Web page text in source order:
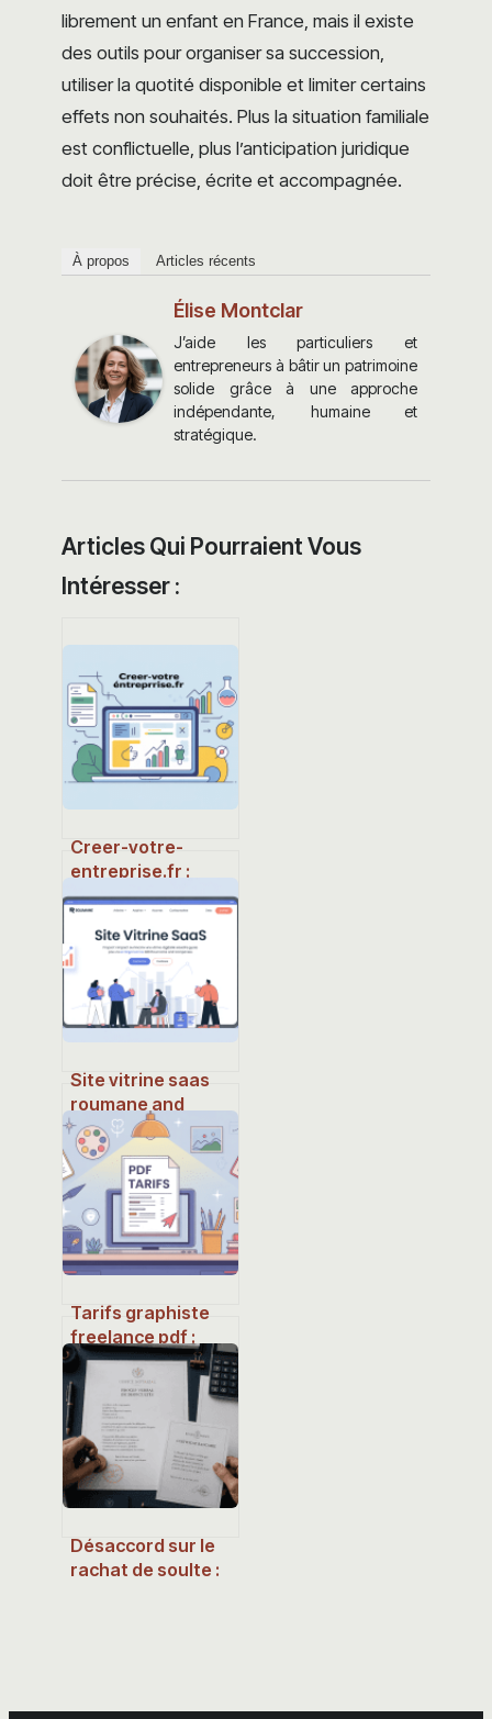
librement un enfant en France, mais il existe
des outils pour organiser sa succession,
utiliser la quotité disponible et limiter certains
effets non souhaités. Plus la situation familiale
est conflictuelle, plus l’anticipation juridique
doit être précise, écrite et accompagnée.
À propos Articles récents
Élise Montclar
J’aide les particuliers et
entrepreneurs à bâtir un patrimoine
solide grâce à une approche
indépendante, humaine et
stratégique.
Articles Qui Pourraient Vous
Intéresser :
Creer-votre-
entreprise.fr :
comment tirer le
meilleur parti de la
plateforme
Site vitrine saas
roumane and
companies :
structure,
contenus et
bonnes pratiques
Tarifs graphiste
freelance pdf :
exemples concrets
et grilles à
télécharger
Désaccord sur le
rachat de soulte :